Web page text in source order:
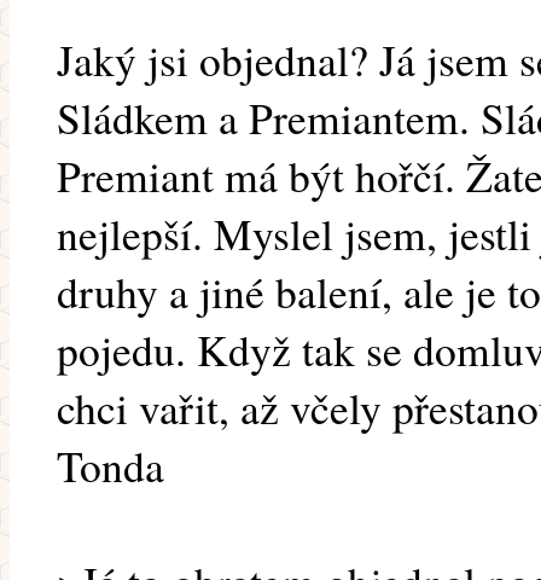
Jaký jsi objednal? Já jsem
Sládkem a Premiantem.
Premiant má být hořčí.
nejlepší. Myslel jsem, jestli
druhy a jiné balení, ale je
pojedu. Když tak se
chci vařit, až včely
Tonda